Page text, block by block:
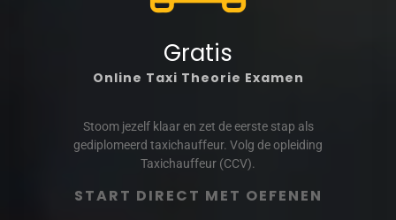
Gratis
Online Taxi Theorie Examen
Stoom jezelf klaar en zet de eerste stap als
gediplomeerd taxichauffeur. Volg de opleiding
Taxichauffeur (CCV).
START DIRECT MET OEFENEN